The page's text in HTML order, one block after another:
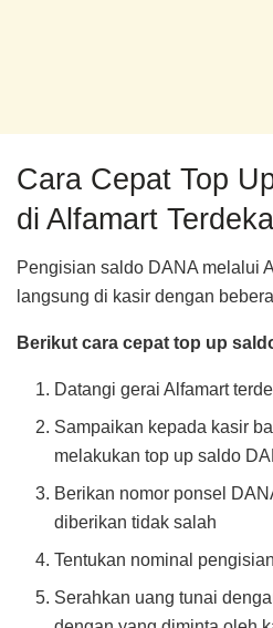
Cara Cepat Top
di Alfamart
Pengisian saldo DANA melalui
langsung di kasir dengan
Berikut cara cepat top up
Datangi gerai Alfamart
Sampaikan kepada kasir
melakukan top up saldo
Berikan nomor ponsel
diberikan tidak salah
Tentukan nominal
Serahkan uang tunai